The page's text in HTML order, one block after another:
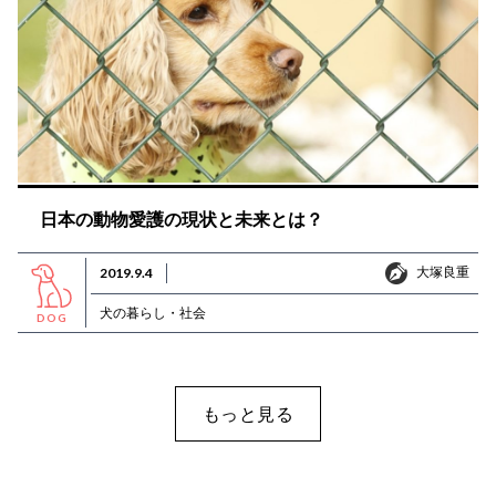
日本の動物愛護の現状と未来とは？
DOG
2019.9.4 大塚良重
大塚良重
犬の暮らし・社会
もっと見る